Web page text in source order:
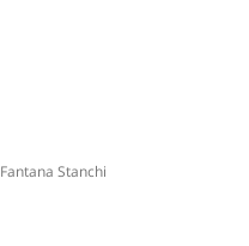
Fantana Stanchi